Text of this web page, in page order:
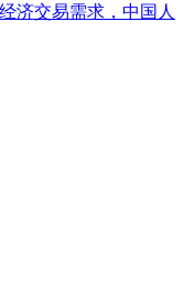
济交易需求，中国人